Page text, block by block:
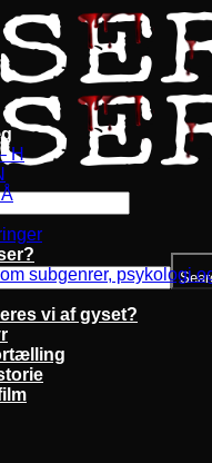
H
subgenrer, psykologi
vi af gyset?